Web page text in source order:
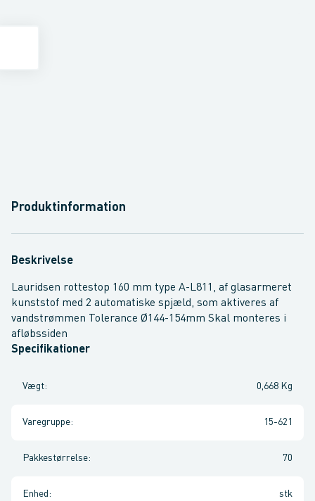
Produktinformation
Beskrivelse
Lauridsen rottestop 160 mm type A-L811, af glasarmeret
kunststof med 2 automatiske spjæld, som aktiveres af
vandstrømmen Tolerance Ø144-154mm Skal monteres i
afløbssiden
Specifikationer
Vægt: 0,668 Kg
Varegruppe: 15-621
Pakkestørrelse: 70
Enhed : stk